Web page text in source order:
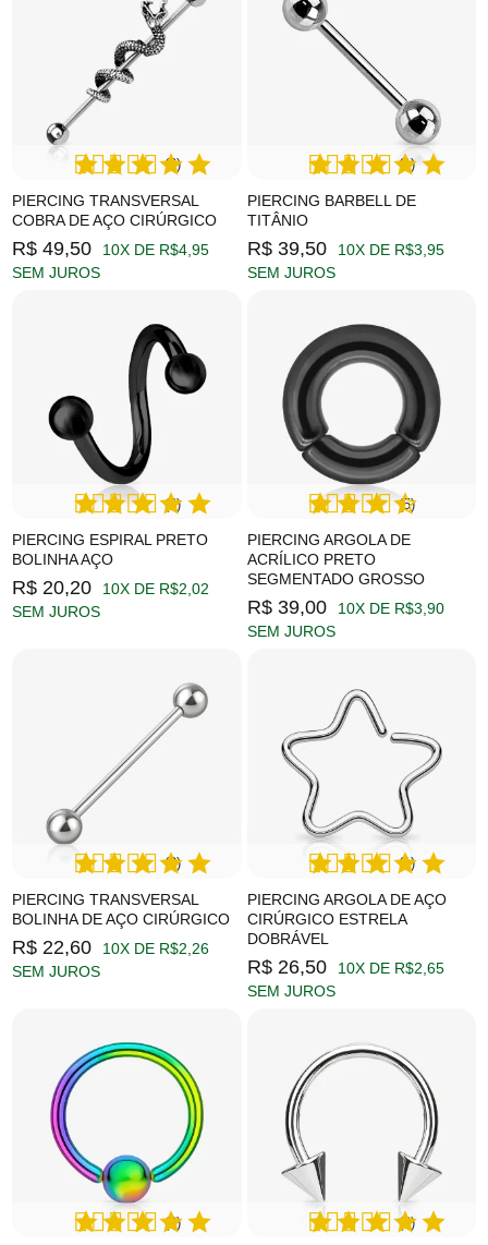
PIERCING TRANSVERSAL
COBRA DE AÇO CIRÚRGICO
(6)
R$ 49,50
10X DE R$4,95
SEM JUROS
PIERCING BARBELL DE
TITÂNIO
(1)
R$ 39,50
10X DE R$3,95
SEM JUROS
PIERCING ESPIRAL PRETO
BOLINHA AÇO
(4)
R$ 20,20
10X DE R$2,02
SEM JUROS
PIERCING ARGOLA DE
ACRÍLICO PRETO
SEGMENTADO GROSSO
(5)
R$ 39,00
10X DE R$3,90
SEM JUROS
PIERCING TRANSVERSAL
BOLINHA DE AÇO CIRÚRGICO
(2)
R$ 22,60
10X DE R$2,26
SEM JUROS
PIERCING ARGOLA DE AÇO
CIRÚRGICO ESTRELA
DOBRÁVEL
(1)
R$ 26,50
10X DE R$2,65
SEM JUROS
(3) (3)